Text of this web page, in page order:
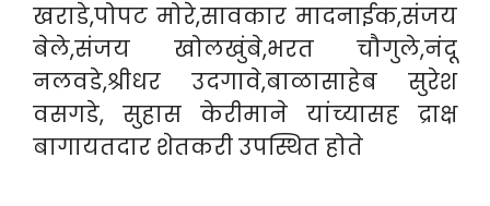
खराडे,पोपट मोरे,सावकार मादनाईक,संजय
बेले,संजय खोलखुंबे,भरत चौगुले,नंदू
नलवडे,श्रीधर उदगावे,बाळासाहेब सुरेश
वसगडे, सुहास केरीमाने यांच्यासह द्राक्ष
बागायतदार शेतकरी उपस्थित होते